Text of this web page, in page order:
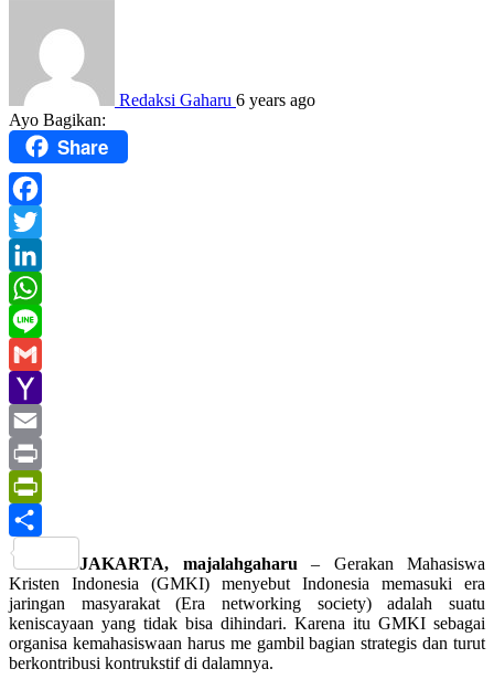
Redaksi Gaharu 6 years ago
Ayo Bagikan:
Share
Facebook
Twitter
LinkedIn
WhatsApp
Line
Gmail
Yahoo
Mail
Email
Print
PrintFriendly
JAKARTA, majalahgaharu – Gerakan Mahasiswa
Kristen Indonesia (GMKI) menyebut Indonesia memasuki era
jaringan masyarakat (Era networking society) adalah suatu
keniscayaan yang tidak bisa dihindari. Karena itu GMKI sebagai
organisa kemahasiswaan harus me gambil bagian strategis dan turut
berkontribusi kontrukstif di dalamnya.